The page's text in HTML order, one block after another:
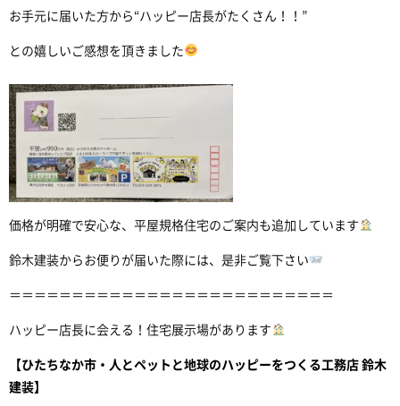
お手元に届いた方から“ハッピー店長がたくさん！！”
との嬉しいご感想を頂きました
価格が明確で安心な、平屋規格住宅のご案内も追加しています
鈴木建装からお便りが届いた際には、是非ご覧下さい
＝＝＝＝＝＝＝＝＝＝＝＝＝＝＝＝＝＝＝＝＝＝＝＝＝＝
ハッピー店長に会える！住宅展示場があります
【ひたちなか市・人とペットと地球のハッピーをつくる工務店 鈴木
建装】